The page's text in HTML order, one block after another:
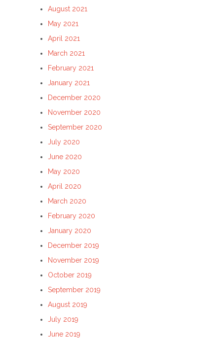
August 2021
May 2021
April 2021
March 2021
February 2021
January 2021
December 2020
November 2020
September 2020
July 2020
June 2020
May 2020
April 2020
March 2020
February 2020
January 2020
December 2019
November 2019
October 2019
September 2019
August 2019
July 2019
June 2019